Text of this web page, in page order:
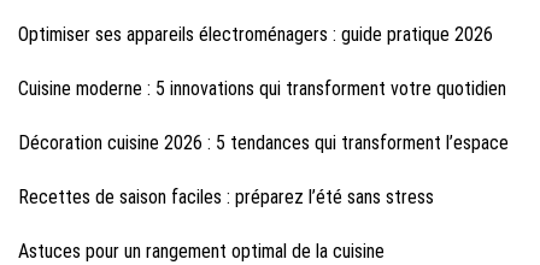
Optimiser ses appareils électroménagers : guide pratique 2026
Cuisine moderne : 5 innovations qui transforment votre quotidien
Décoration cuisine 2026 : 5 tendances qui transforment l’espace
Recettes de saison faciles : préparez l’été sans stress
Astuces pour un rangement optimal de la cuisine